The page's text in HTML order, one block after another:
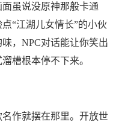
虽说没原神那般卡通
“江湖儿女情长”的小伙
，NPC对话能让你笑出
槽根本停不下来。
作就摆在那里。开放世